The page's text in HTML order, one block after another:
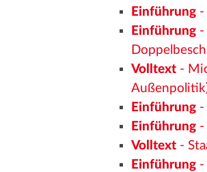
Einführung -
Einführung -
Volltext -
Einführung -
Einführung -
Volltext -
Einführung -